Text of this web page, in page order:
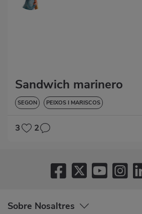
Sandwich marinero
SEGON PEIXOS I MARISCOS
3 2
Sobre Nosaltres